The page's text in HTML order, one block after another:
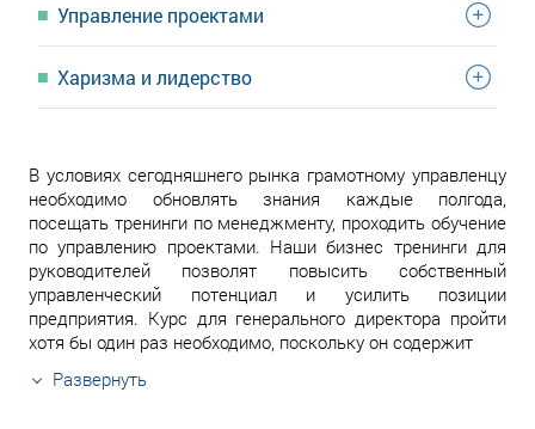
Управление проектами
Харизма и лидерство
В условиях сегодняшнего рынка грамотному управленцу
необходимо обновлять знания каждые полгода,
посещать тренинги по менеджменту, проходить обучение
по управлению проектами. Наши бизнес тренинги для
руководителей позволят повысить собственный
управленческий потенциал и усилить позиции
предприятия. Курс для генерального директора пройти
хотя бы один раз необходимо, поскольку он содержит
Развернуть